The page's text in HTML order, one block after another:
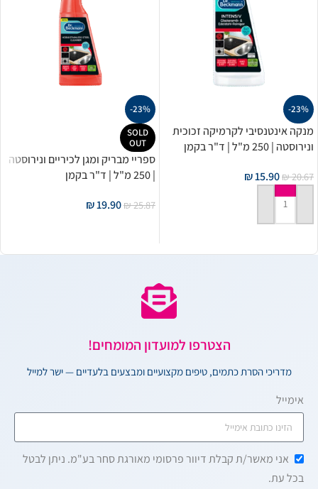
-23%
מנקה אינטנסיבי לקרמיקה זכוכית
ונירוסטה | 250 מ"ל | ד"ר בקמן
₪20.67
₪15.90
הוספה לסל
-23%
SOLD
OUT
ספריי מבריק ומגן לכיריים ונירוסטה
| 250 מ"ל | ד"ר בקמן
₪25.87
₪19.90
הצטרפו למועדון המומחים!
מדריכי הסרת כתמים, טיפים מקצועיים ומבצעים בלעדיים — ישר למייל
אימייל
אני מאשר/ת קבלת דיוור פרסומי מאורגת סחר בע"מ. ניתן לבטל
בכל עת.